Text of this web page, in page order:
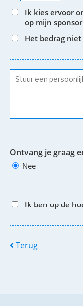
Ik kies ervoor
op mijn
Het bedrag
Ontvang je graag
Nee
Ik ben op de
Terug